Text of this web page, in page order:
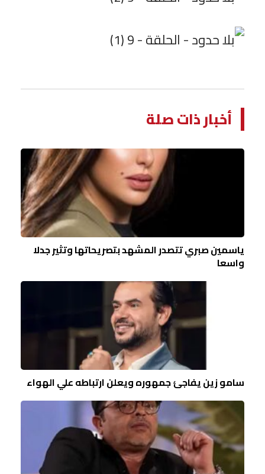
أخبار ذات صلة
ياسمين صبري تتصدر المشهد بتصريحاتها وتثير جدلا
واسعا
سامو زين يفاجئ جمهوره ويعلن ارتباطه علي الهواء